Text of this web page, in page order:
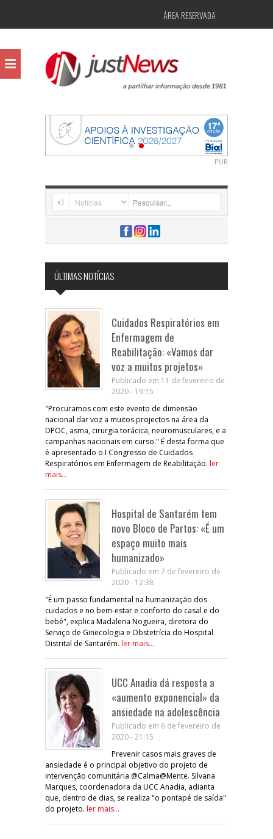
ÁREA RESERVADA
PUB
ÚLTIMAS NOTÍCIAS
Cuidados Respiratórios em
Enfermagem de
Reabilitação: «Vamos dar
voz a muitos projetos»
Publicado em 11 de fevereiro de
2020 - 19:15
"Procuramos com este evento de dimensão
nacional dar voz a muitos projectos na área da
DPOC, asma, cirurgia torácica, neuromusculares, e a
campanhas nacionais em curso." É desta forma que
é apresentado o I Congresso de Cuidados
Respiratórios em Enfermagem de Reabilitação. ler
mais...
Hospital de Santarém tem
novo Bloco de Partos: «É um
espaço muito mais
humanizado»
Publicado em 7 de fevereiro de
2020 - 12:38
"É um passo fundamental na humanização dos
cuidados e no bem-estar e conforto do casal e do
bebé", explica Madalena Nogueira, diretora do
Serviço de Ginecologia e Obstetrícia do Hospital
Distrital de Santarém. ler mais...
UCC Anadia dá resposta a
«aumento exponencial» da
ansiedade na adolescência
Publicado em 6 de fevereiro de
2020 - 21:15
Prevenir casos mais graves de
ansiedade é o principal objetivo do projeto de
intervenção comunitária @Calma@Mente. Silvana
Marques, coordenadora da UCC Anadia, adianta
que, dentro de dias, se realiza "o pontapé de saída"
do projeto. ler mais...